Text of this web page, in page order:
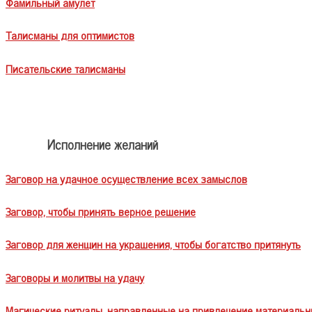
Талисманы для оптимистов
Писательские талисманы
Исполнение желаний
Заговор на удачное осуществление всех замыслов
Заговор, чтобы принять верное решение
Заговор для женщин на украшения, чтобы богатство притянуть
Заговоры и молитвы на удачу